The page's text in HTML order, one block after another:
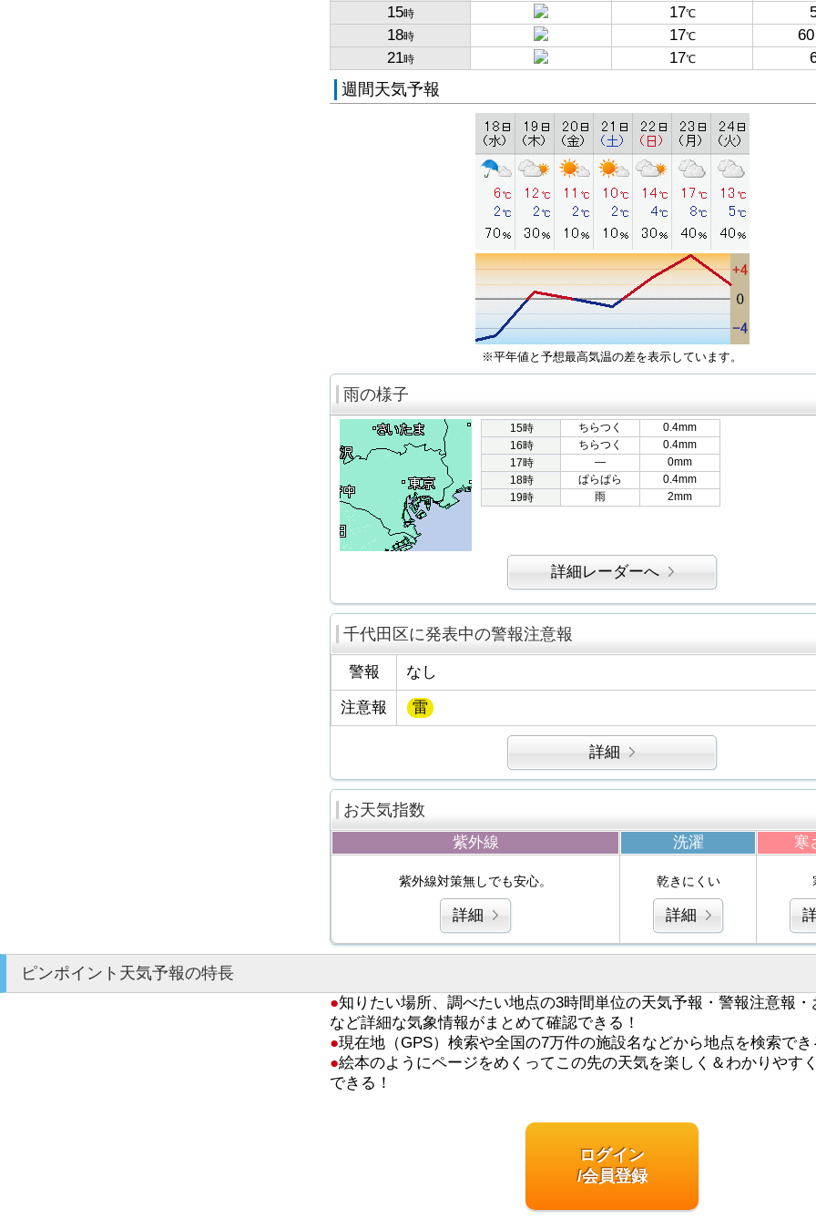
15時 17℃
18時 17℃ 60
21時 17℃
週間天気予報
※平年値と予想最高気温の差を表示しています。
雨の様子
15時 ちらつく
0.4mm
16時
ちらつく
0.4mm
17時
―
0mm
18時
ぱらぱら
0.4mm
19時
雨 2mm
詳細レーダーへ
千代田区に発表中の警報注意報
警報 なし
注意報 雷
詳細
お天気指数
紫外線 洗濯 寒
紫外線対策無しでも安心。
詳細
乾きにくい
詳細
ピンポイント天気予報の特長
●知りたい場所、調べたい地点の3時間単位の天気予報・警報注意報・
など詳細な気象情報がまとめて確認できる！
●現在地（GPS）検索や全国の7万件の施設名などから地点を検索でき
●絵本のようにページをめくってこの先の天気を楽しく＆わかりやす
できる！
ログイン
/会員登録